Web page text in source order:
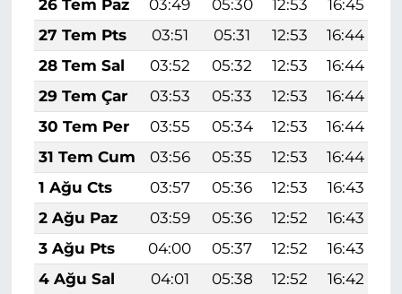
26 Tem Paz
03:49 05:30 12:53 16:45
27 Tem Pts
03:51 05:31 12:53 16:44
28 Tem Sal
03:52 05:32 12:53 16:44
29 Tem Çar
03:53 05:33 12:53 16:44
30 Tem Per
03:55 05:34 12:53 16:44
31 Tem Cum
03:56 05:35 12:53 16:44
1 Ağu Cts
03:57 05:36 12:53 16:43
2 Ağu Paz
03:59 05:36 12:52 16:43
3 Ağu Pts
04:00 05:37 12:52 16:43
4 Ağu Sal
04:01 05:38 12:52 16:42